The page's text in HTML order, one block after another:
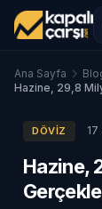
Ana Sayfa
Hazine, 29,8
DÖVIZ
Hazine,